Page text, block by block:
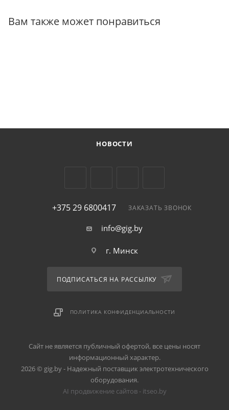
Вам также может понравиться
НОВОСТИ
+375 29 6800417 ЗАКАЗАТЬ ЗВОНОК
info@gig.by
г. Минск
ПОДПИСАТЬСЯ НА РАССЫЛКУ
ПОЛИТИКА КОНФИДЕНЦИАЛЬНОСТИ
Сайт не является публичный офертой, все цены носят
информационный характер.
2026 © gig.by - Надежный поставщик электротехнического
оборудования.
AI продвижение сайтов - itseo.by